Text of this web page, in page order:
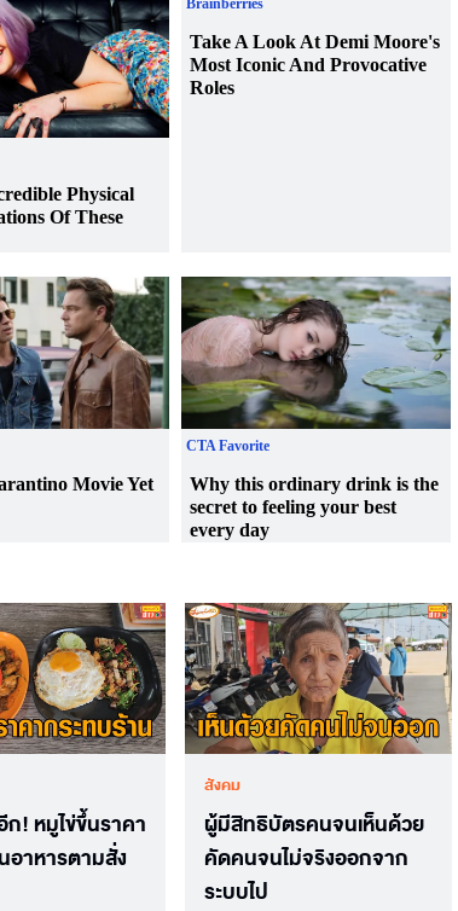
! หมูไข่ขึ้นราคา
อาหารตามสั่ง
สังคม
ผู้มีสิทธิบัตรคนจนเห็นด้วย
คัดคนจนไม่จริงออกจาก
ระบบไป